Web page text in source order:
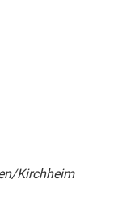
Kirchheim